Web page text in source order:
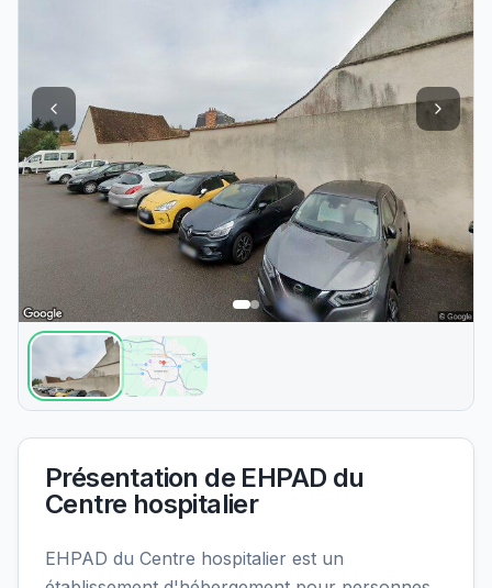
Présentation de EHPAD du
Centre hospitalier
EHPAD du Centre hospitalier est un